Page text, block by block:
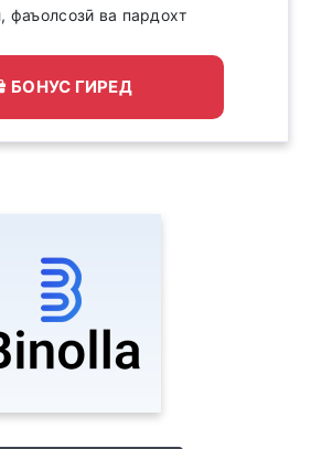
фаъолсозӣ ва пардохт
БОНУС ГИРЕД